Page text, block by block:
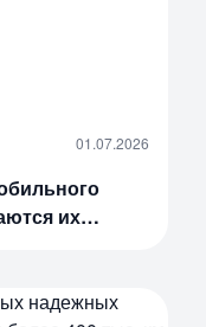
01.07.2026
их